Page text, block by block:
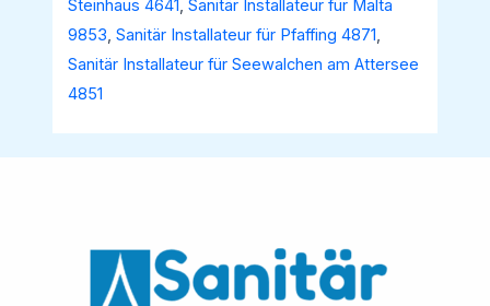
Steinhaus 4641,Sanitär Installateur für Malta
9853,Sanitär Installateur für Pfaffing 4871,
Sanitär Installateur für Seewalchen am Attersee
4851